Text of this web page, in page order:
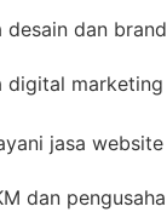
desain dan
digital
jasa
dan